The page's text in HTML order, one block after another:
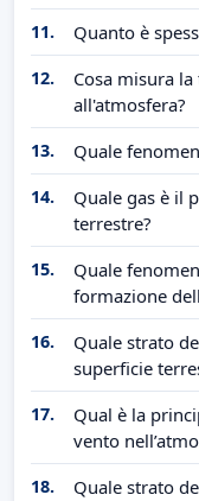
11. Quanto è
12.
Cosa misura
all'atmosfera?
13. Quale
14.
Quale gas è il
terrestre?
15.
Quale
formazione
16.
Quale strato
superficie
17.
Qual è la
vento
18. Quale strato